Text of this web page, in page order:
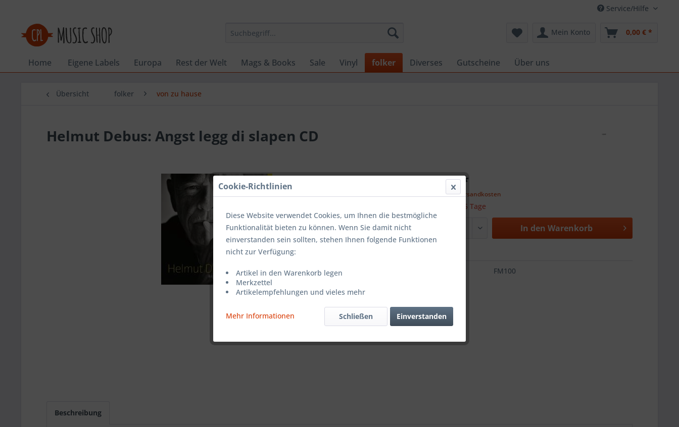
Service/Hilfe
Mein Konto 0,00 € *
Home Eigene Labels Europa Rest der Welt Mags & Books Sale Vinyl folker Diverses Gutscheine Über uns
Übersicht folker von zu hause
Helmut Debus: Angst legg di slapen CD
17,99 € *
zzgl. Versandkosten
Lieferzeit ca. 5 Tage
In den Warenkorb
FM100
Beschreibung
Cookie-Richtlinien
Diese Website verwendet Cookies, um Ihnen die bestmögliche
Funktionalität bieten zu können. Wenn Sie damit nicht
einverstanden sein sollten, stehen Ihnen folgende Funktionen
nicht zur Verfügung:
Artikel in den Warenkorb legen
Merkzettel
Artikelempfehlungen und vieles mehr
Mehr Informationen Einverstanden
Schließen